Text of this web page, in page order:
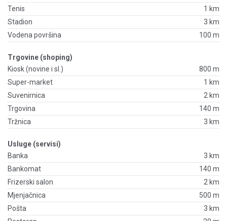
Tenis
1 km
Stadion
3 km
Vodena površina
100 m
Trgovine (shoping)
Kiosk (novine i sl.)
800 m
Super-market
1 km
Suvenirnica
2 km
Trgovina
140 m
Tržnica
3 km
Usluge (servisi)
Banka
3 km
Bankomat
140 m
Frizerski salon
2 km
Mjenjačnica
500 m
Pošta
3 km